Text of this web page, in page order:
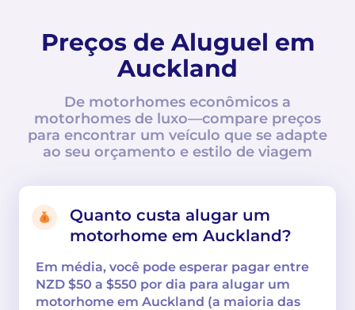
Preços de Aluguel em
Auckland
De motorhomes econômicos a
motorhomes de luxo—compare preços
para encontrar um veículo que se adapte
ao seu orçamento e estilo de viagem
Quanto custa alugar um
motorhome em Auckland?
Em média, você pode esperar pagar entre
NZD $50 a $550 por dia para alugar um
motorhome em Auckland (a maioria das